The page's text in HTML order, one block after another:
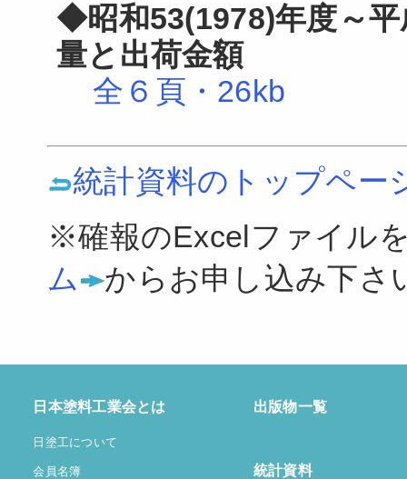
◆昭和53(1978)年度～
量と出荷金額
全６頁・26kb
統計資料のトップペー
※確報のExcelファイル
ム
からお申し込み下さ
日本塗料工業会とは
日塗工について
会員名簿
出版物一覧
統計資料